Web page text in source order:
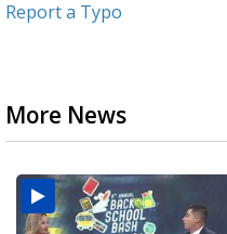
Report a Typo
More News